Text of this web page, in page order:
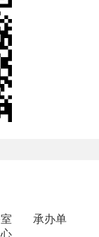
承办单